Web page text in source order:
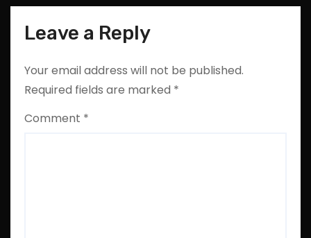
Leave a Reply
Your email address will not be published.
Required fields are marked *
Comment *